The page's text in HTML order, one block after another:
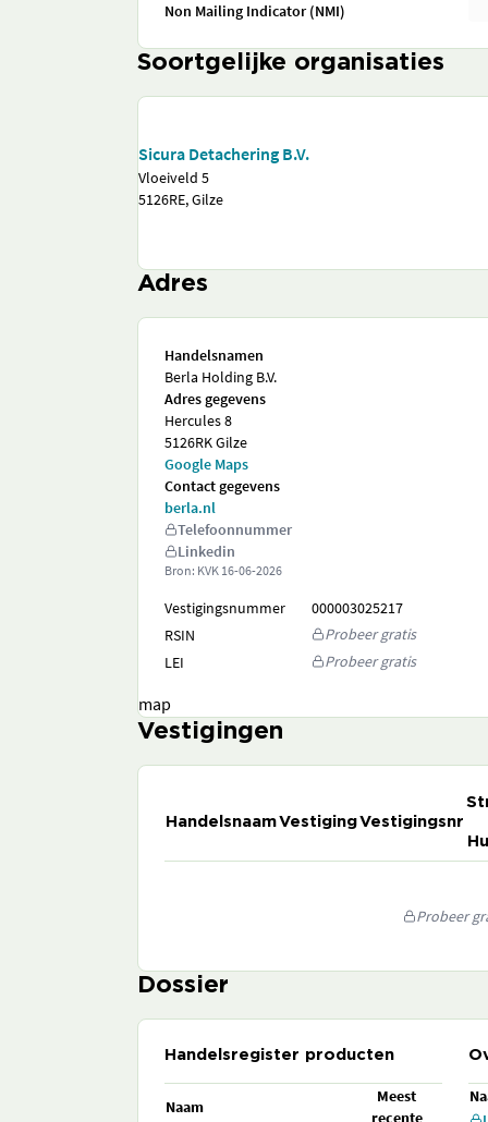
Non Mailing Indicator (NMI)
Soortgelijke organisaties
Sicura Detachering B.V.
Vloeiveld 5
5126RE, Gilze
Adres
Handelsnamen
Berla Holding B.V.
Adres gegevens
Hercules 8
5126RK Gilze
Google Maps
Contact gegevens
berla.nl
Telefoonnummer
Linkedin
Bron: KVK 16-06-2026
Vestigingsnummer
000003025217
RSIN
Probeer gratis
LEI
Probeer gratis
map
Vestigingen
HandelsnaamVestigingVestigingsnr
Probeer
Dossier
Handelsregister producten
Naam
Meest
recente